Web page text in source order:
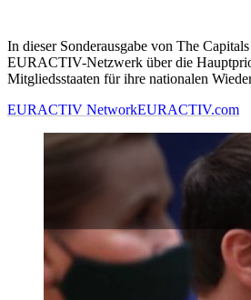
In dieser Sonderausgabe von The
EURACTIV-Netzwerk über die
Mitgliedsstaaten für ihre nationalen
EURACTIV NetworkEURACTIV.com